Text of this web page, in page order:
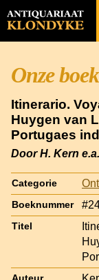
Onze
Itinerario.
Huygen van
Portugaes
Door H. Kern e.a.
Categorie
Boeknummer
Titel